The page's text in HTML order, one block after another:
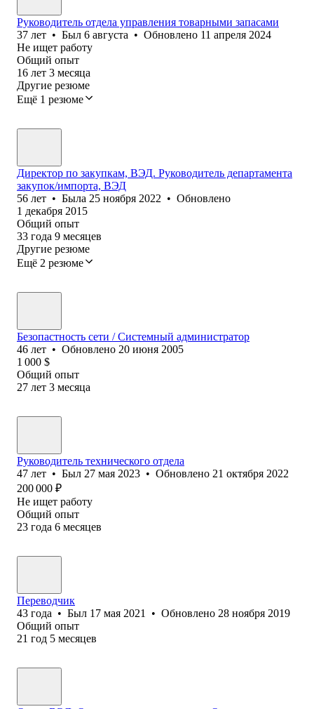
Руководитель отдела управления товарными запасами
37 лет • Был 6 августа • Обновлено 11 апреля 2024
Не ищет работу
Общий опыт
16 лет 3 месяца
Другие резюме
Ещё 1 резюме
Директор по закупкам, ВЭД. Руководитель департамента
закупок/импорта, ВЭД
56 лет • Была 25 ноября 2022 • Обновлено
1 декабря 2015
Общий опыт
33 года 9 месяцев
Другие резюме
Ещё 2 резюме
Безопастность сети / Системный администратор
46 лет • Обновлено 20 июня 2005
1 000 $
Общий опыт
27 лет 3 месяца
Руководитель технического отдела
47 лет • Был 27 мая 2023 • Обновлено 21 октября 2022
200 000 ₽
Не ищет работу
Общий опыт
23 года 6 месяцев
Переводчик
43 года • Был 17 мая 2021 • Обновлено 28 ноября 2019
Общий опыт
21 год 5 месяцев